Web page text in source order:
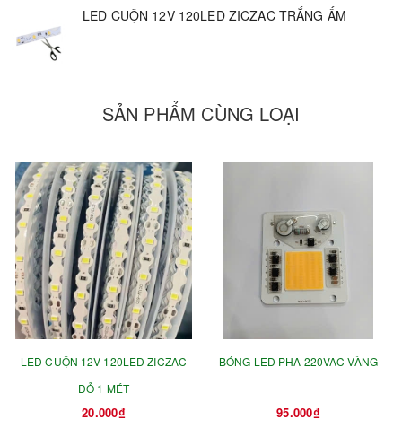
LED CUỘN 12V 120LED ZICZAC TRẮNG ẤM
SẢN PHẨM CÙNG LOẠI
LED CUỘN 12V 120LED ZICZAC
ĐỎ 1 MÉT
20.000₫
BÓNG LED PHA 220VAC VÀNG
95.000₫